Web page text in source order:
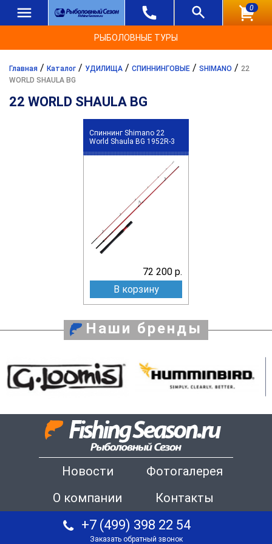
0
РЫБОЛОВНЫЕ ТУРЫ
Главная / Каталог / УДИЛИЩА / СПИННИНГОВЫЕ / SHIMANO / 22
WORLD SHAULA BG
22 WORLD SHAULA BG
Спиннинг Shimano 22
World Shaula BG 1952R-3
72 200 р.
В корзину
Наши бренды
Новости
Фотогалерея
О компании
Контакты
+7 (499) 398 22 54
Заказать обратный звонок